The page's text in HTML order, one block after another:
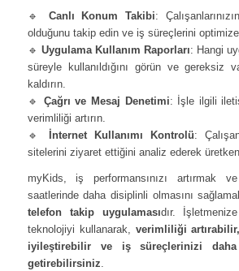
🔹 Canlı Konum Takibi:
olduğunu takip edin ve iş süreçlerini
🔹 Uygulama Kullanım Raporları: Hangi
süreyle kullanıldığını görün ve gereksiz
kaldırın.
🔹 Çağrı ve Mesaj Denetimi: İşle ilgili
verimliliği artırın.
🔹
İnternet Kullanımı Kontrolü:
sitelerini ziyaret ettiğini analiz ederek
myKids, iş performansınızı artırmak ve
saatlerinde daha disiplinli olmasını
telefon takip uygulamasıdır.
teknolojiyi kullanarak, verimliliği
iyileştirebilir ve iş süreçlerinizi
getirebilirsiniz.